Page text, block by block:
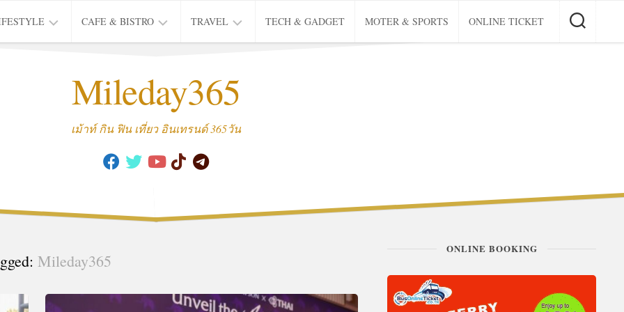
SERIES
CAFE & BISTRO
CAFE
TRAVEL
THAI
TRIP
TECH & GADGET MOTER & SPORTS ONLINE TICKET
Mileday365
เม้าท์ กิน ฟิน เที่ยว อินเทรนด์ 365วัน
Mileday365
ONLINE BOOKING